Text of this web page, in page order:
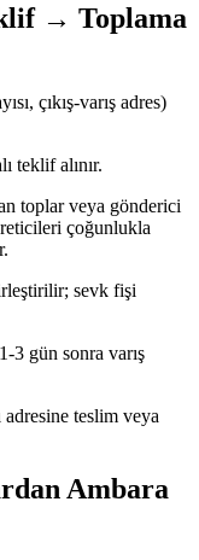
→ Toplama
çıkış-varış adres)
teklif alınır.
toplar veya gönderici
çoğunlukla
sevk fişi
3 gün sonra varış
adresine teslim veya
Ambara